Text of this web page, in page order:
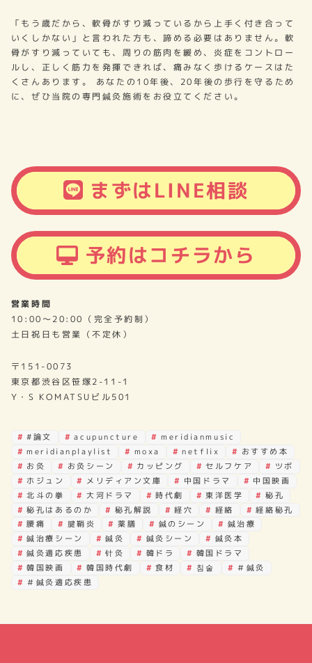
「もう歳だから、軟骨がすり減っているから上手く付き合って
いくしかない」と言われた方も、諦める必要はありません。軟
骨がすり減っていても、周りの筋肉を緩め、炎症をコントロー
ルし、正しく筋力を発揮できれば、痛みなく歩けるケースはた
くさんあります。 あなたの10年後、20年後の歩行を守るため
に、ぜひ当院の専門鍼灸施術をお役立てください。
まずはLINE相談
予約はコチラから
営業時間
10:00～20:00（完全予約制）
土日祝日も営業（不定休）
〒151-0073
東京都渋谷区笹塚2-11-1
Y・S KOMATSUビル501
#論文 acupuncture
meridianmusic
meridianplaylist
moxa netflix
おすすめ本
お灸
お灸シーン カッピング セルフケア
ツボ
ホジュン
メリディアン文庫 中国ドラマ
中国映画
北斗の拳
大河ドラマ 時代劇 東洋医学
秘孔
秘孔はあるのか
秘孔解説 経穴 経絡
経絡秘孔
腰痛
腱鞘炎 薬膳 鍼のシーン
鍼治療
鍼治療シーン
鍼灸 鍼灸シーン
鍼灸本
鍼灸適応疾患
针灸 韓ドラ
韓国ドラマ
韓国映画
韓国時代劇 食材 침술
＃鍼灸
＃鍼灸適応疾患